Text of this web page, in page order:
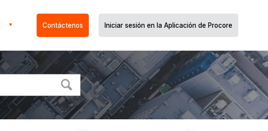
Contáctenos Iniciar sesión en la Aplicación de Procore